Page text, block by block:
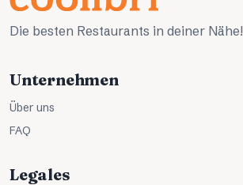
Die besten Restaurants in deiner Nähe!
Unternehmen
Über uns
FAQ
Legales